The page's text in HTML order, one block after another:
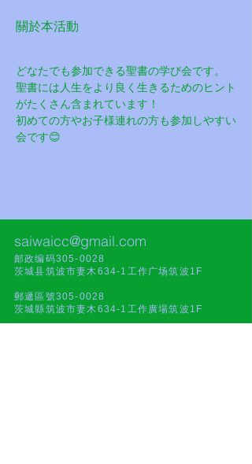
關於本活動
どなたでも参加できる聖書の学び会です。
聖書には人生をより良く生きるためのヒント
がたくさん含まれています！
初めての方やお子様連れの方も参加しやすい
会です😊
saiwaicc@gmail.com
邮政编码305-0028
茨城县筑波市妻木634-1工作广场筑波1F
郵遞區號305-0028
茨城縣筑波市妻木634-1工作廣場筑波1F